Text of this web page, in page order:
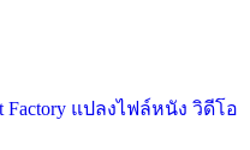
Factory แปลงไฟล์หนัง วิดีโอ